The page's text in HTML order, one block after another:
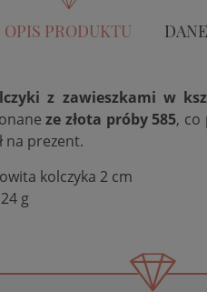
OPIS PRODUKTU
z zawieszkami w
ze złota próby 585, co
na prezent.
kolczyka 2 cm
g